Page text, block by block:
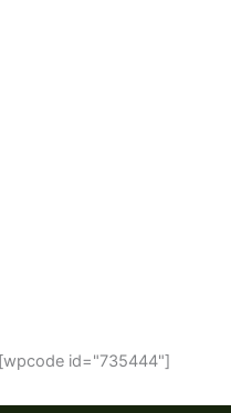
[wpcode id="735444"]